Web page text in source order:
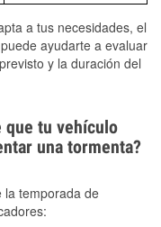
a tus necesidades, el
ayudarte a evaluar
y la duración del
que tu vehículo
una tormenta?
la temporada de